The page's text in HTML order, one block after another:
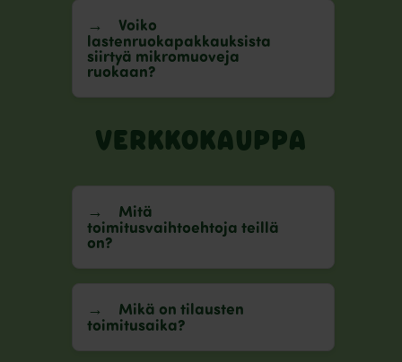
Voiko
lastenruokapakkauksista
siirtyä mikromuoveja
ruokaan?
VERKKOKAUPPA
Mitä
toimitusvaihtoehtoja teillä
on?
Mikä on tilausten
toimitusaika?